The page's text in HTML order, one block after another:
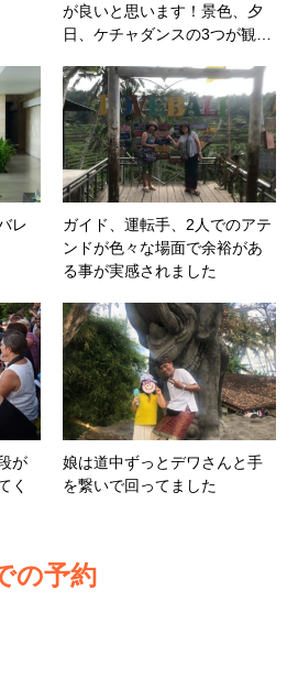
が良いと思います！景色、夕
日、ケチャダンスの3つが観…
レ
ガイド、運転手、2人でのアテ
ンドが色々な場面で余裕があ
る事が実感されました
が
く
娘は道中ずっとデワさんと手
を繋いで回ってました
の予約